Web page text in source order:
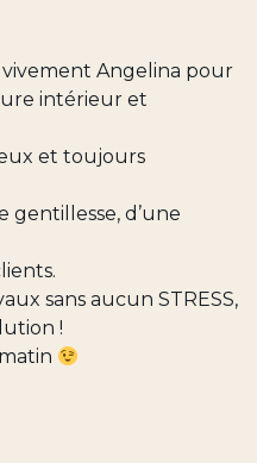
Angelina pour
intérieur et
et toujours
gentillesse, d’une
sans aucun STRESS,
!